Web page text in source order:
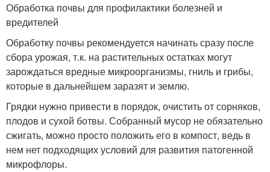
Обработка почвы для профилактики болезней и
вредителей
Обработку почвы рекомендуется начинать сразу после
сбора урожая, т.к. на растительных остатках могут
зарождаться вредные микроорганизмы, гниль и грибы,
которые в дальнейшем заразят и землю.
Грядки нужно привести в порядок, очистить от сорняков,
плодов и сухой ботвы. Собранный мусор не обязательно
сжигать, можно просто положить его в компост, ведь в
нем нет подходящих условий для развития патогенной
микрофлоры.